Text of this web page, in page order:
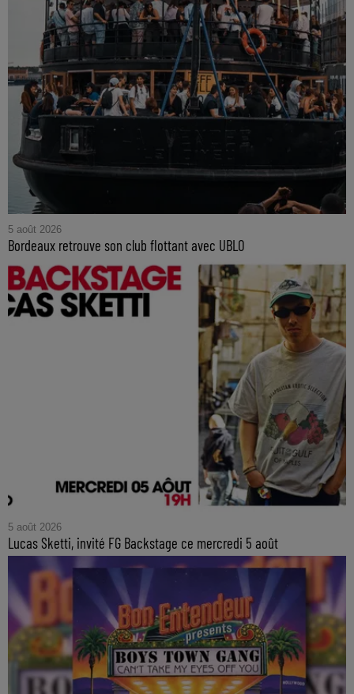
5 août 2026
Bordeaux retrouve son club flottant avec UBLO
5 août 2026
Lucas Sketti, invité FG Backstage ce mercredi 5 août